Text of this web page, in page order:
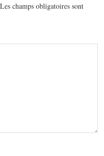
Les champs obligatoires sont